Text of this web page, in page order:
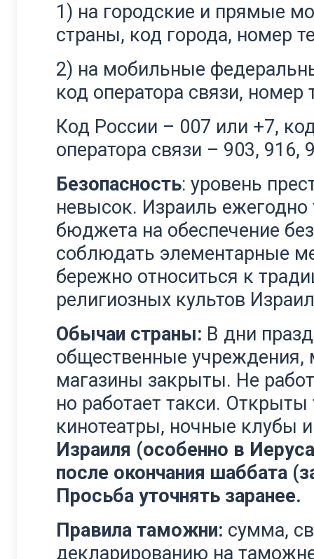
1) на городские и прямые
страны, код города, номер
2) на мобильные
код оператора связи, номер
Код России – 007 или +7,
оператора связи – 903, 916,
Безопасность: уровень
невысок. Израиль
бюджета на обеспечение
соблюдать элементарные
бережно относиться к
религиозных культов
Обычаи страны: В дни
общественные учреждения,
магазины закрыты. Не
но работает такси.
кинотеатры, ночные клубы
Израиля (особенно в
после окончания шаббата
Просьба уточнять заранее.
Правила таможни: сумма,
декларированию на